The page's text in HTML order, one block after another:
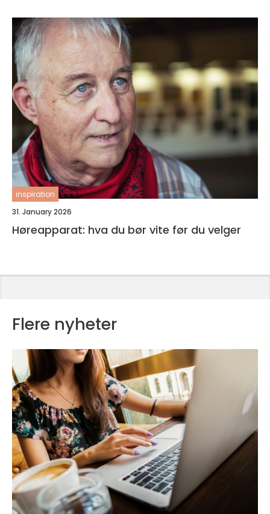
inspiration
31. January 2026
Høreapparat: hva du bør vite før du velger
Flere nyheter